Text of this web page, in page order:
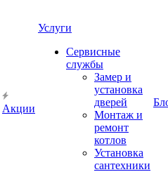
Акции
Услуги
Сервисные
службы
Замер и
установка
дверей
Монтаж и
ремонт
котлов
Установка
сантехники